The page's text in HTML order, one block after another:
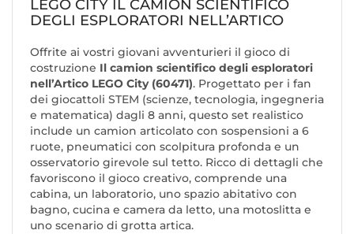
LEGO CITY IL CAMION SCIENTIFICO
DEGLI ESPLORATORI NELL’ARTICO
Offrite ai vostri giovani avventurieri il gioco di
costruzione Il camion scientifico degli esploratori
nell’Artico LEGO City (60471). Progettato per i fan
dei giocattoli STEM (scienze, tecnologia, ingegneria
e matematica) dagli 8 anni, questo set realistico
include un camion articolato con sospensioni a 6
ruote, pneumatici con scolpitura profonda e un
osservatorio girevole sul tetto. Ricco di dettagli che
favoriscono il gioco creativo, comprende una
cabina, un laboratorio, uno spazio abitativo con
bagno, cucina e camera da letto, una motoslitta e
uno scenario di grotta artica.